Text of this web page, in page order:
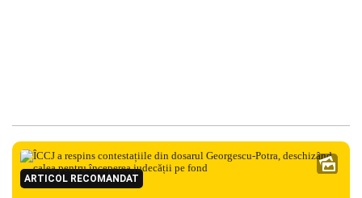
ARTICOL RECOMANDAT